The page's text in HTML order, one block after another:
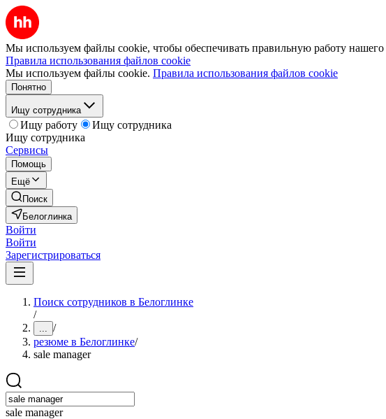
Мы используем файлы cookie, чтобы обеспечивать правильную работу нашего
Правила использования файлов cookie
Мы используем файлы cookie. Правила использования файлов cookie
Понятно
Ищу сотрудника
Ищу работу
Ищу сотрудника
Ищу сотрудника
Сервисы
Помощь
Ещё
Поиск
Белоглинка
Войти
Войти
Зарегистрироваться
Поиск сотрудников в Белоглинке
/
... /
резюме в Белоглинке/
sale manager
sale manager